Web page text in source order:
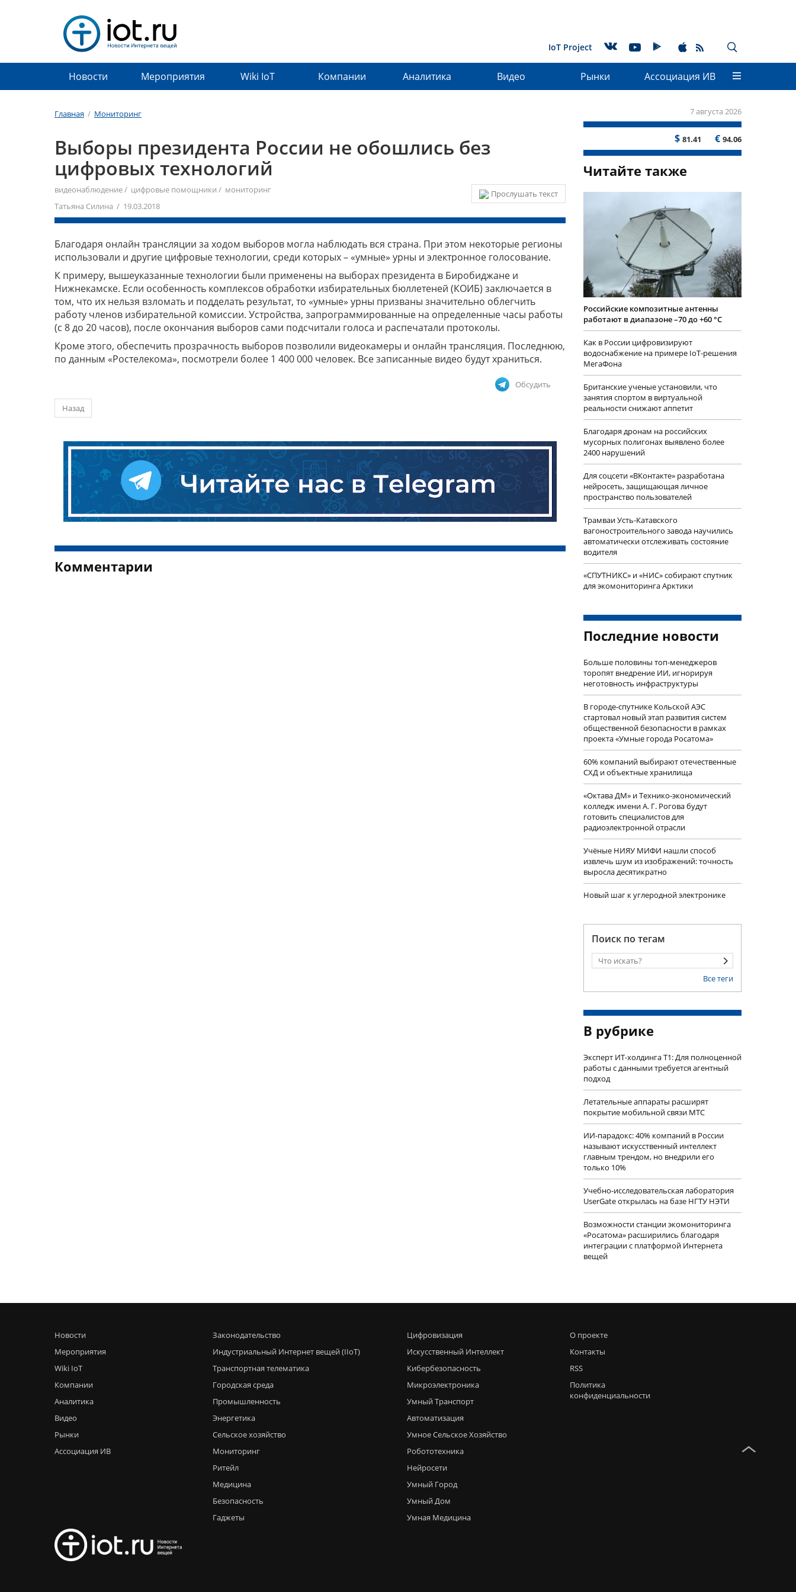
IoT Project
Новости Мероприятия Wiki IoT Компании Аналитика Видео Рынки Ассоциация ИВ
Главная / Мониторинг 7 августа 2026
$ 81.41 € 94.06
Выборы президента России не обошлись без
цифровых технологий
Прослушать текст
видеонаблюдение/ цифровые помощники / мониторинг
Татьяна Силина / 19.03.2018
Благодаря онлайн трансляции за ходом выборов могла наблюдать вся страна. При этом некоторые регионы
использовали и другие цифровые технологии, среди которых – «умные» урны и электронное голосование.
К примеру, вышеуказанные технологии были применены на выборах президента в Биробиджане и
Нижнекамске. Если особенность комплексов обработки избирательных бюллетеней (КОИБ) заключается в
том, что их нельзя взломать и подделать результат, то «умные» урны призваны значительно облегчить
работу членов избирательной комиссии. Устройства, запрограммированные на определенные часы работы
(с 8 до 20 часов), после окончания выборов сами подсчитали голоса и распечатали протоколы.
Кроме этого, обеспечить прозрачность выборов позволили видеокамеры и онлайн трансляция. Последнюю,
по данным «Ростелекома», посмотрели более 1 400 000 человек. Все записанные видео будут храниться.
Обсудить
Назад
Комментарии
Читайте также
Российские композитные антенны
работают в диапазоне –70 до +60 °С
Как в России цифровизируют
водоснабжение на примере IoT-решения
МегаФона
Британские ученые установили, что
занятия спортом в виртуальной
реальности снижают аппетит
Благодаря дронам на российских
мусорных полигонах выявлено более
2400 нарушений
Для соцсети «ВКонтакте» разработана
нейросеть, защищающая личное
пространство пользователей
Трамваи Усть-Катавского
вагоностроительного завода научились
автоматически отслеживать состояние
водителя
«СПУТНИКС» и «НИС» собирают спутник
для экомониторинга Арктики
Последние новости
Больше половины топ-менеджеров
торопят внедрение ИИ, игнорируя
неготовность инфраструктуры
В городе-спутнике Кольской АЭС
стартовал новый этап развития систем
общественной безопасности в рамках
проекта «Умные города Росатома»
60% компаний выбирают отечественные
СХД и объектные хранилища
«Октава ДМ» и Технико-экономический
колледж имени А. Г. Рогова будут
готовить специалистов для
радиоэлектронной отрасли
Учëные НИЯУ МИФИ нашли способ
извлечь шум из изображений: точность
выросла десятикратно
Новый шаг к углеродной электронике
Поиск по тегам
Все теги
В рубрике
Эксперт ИТ-холдинга Т1: Для полноценной
работы с данными требуется агентный
подход
Летательные аппараты расширят
покрытие мобильной связи МТС
ИИ-парадокс: 40% компаний в России
называют искусственный интеллект
главным трендом, но внедрили его
только 10%
Учебно-исследовательская лаборатория
UserGate открылась на базе НГТУ НЭТИ
Возможности станции экомониторинга
«Росатома» расширились благодаря
интеграции с платформой Интернета
вещей
Новости
Мероприятия
Wiki IoT
Компании
Аналитика
Видео
Рынки
Ассоциация ИВ
Законодательство
Индустриальный Интернет вещей (IIoT)
Транспортная телематика
Городская среда
Промышленность
Энергетика
Сельское хозяйство
Мониторинг
Ритейл
Медицина
Безопасность
Гаджеты
Цифровизация
Искусственный Интеллект
Кибербезопасность
Микроэлектроника
Умный Транспорт
Автоматизация
Умное Сельское Хозяйство
Робототехника
Нейросети
Умный Город
Умный Дом
Умная Медицина
О проекте
Контакты
RSS
Политика
конфиденциальности